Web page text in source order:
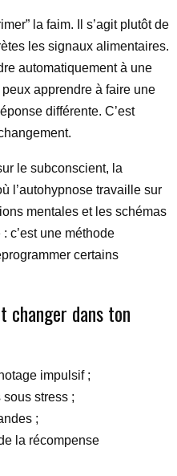
la faim. Il s’agit plutôt de
les signaux alimentaires.
automatiquement à une
apprendre à faire une
différente. C’est
le subconscient, la
l’autohypnose travaille sur
mentales et les schémas
c’est une méthode
certains
changer dans ton
impulsif ;
stress ;
;
la récompense